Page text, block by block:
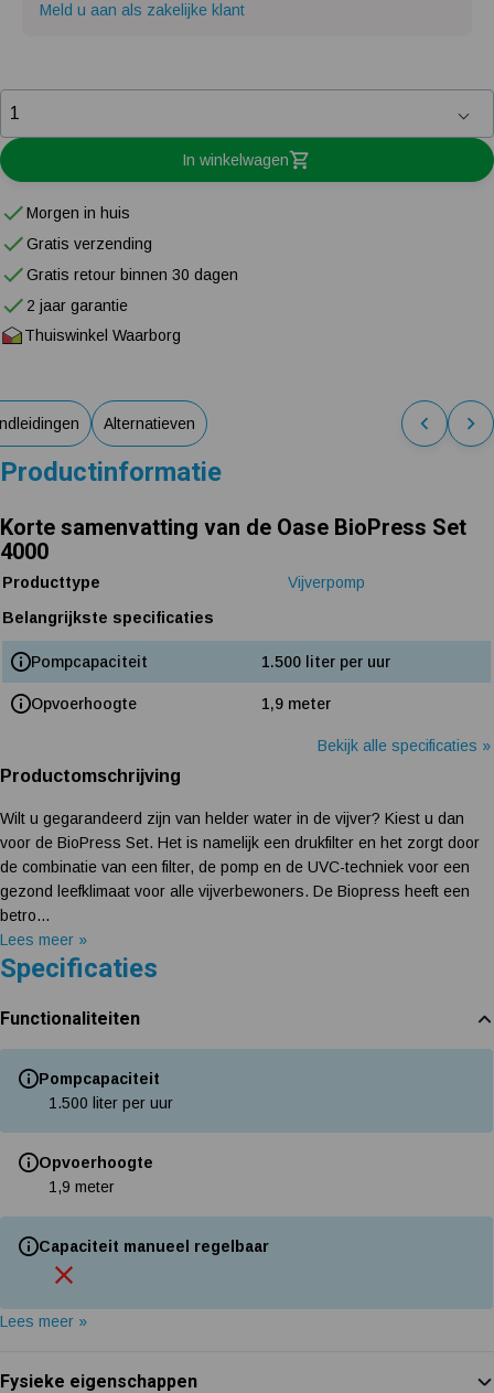
Meld u aan als zakelijke klant
In winkelwagen
Morgen in huis
Gratis verzending
Gratis retour binnen 30 dagen
2 jaar garantie
Thuiswinkel Waarborg
Alternatieven
Productinformatie
Korte samenvatting van de Oase BioPress Set
4000
Producttype
Vijverpomp
Belangrijkste specificaties
Pompcapaciteit 1.500 liter per uur
Opvoerhoogte 1,9 meter
Bekijk alle specificaties »
Productomschrijving
Wilt u gegarandeerd zijn van helder water in de vijver? Kiest u dan
voor de BioPress Set. Het is namelijk een drukfilter en het zorgt door
de combinatie van een filter, de pomp en de UVC-techniek voor een
gezond leefklimaat voor alle vijverbewoners. De Biopress heeft een
betro...
Lees meer »
Specificaties
Functionaliteiten
Pompcapaciteit
1.500 liter per uur
Opvoerhoogte
1,9 meter
Capaciteit manueel regelbaar
Lees meer »
Fysieke eigenschappen